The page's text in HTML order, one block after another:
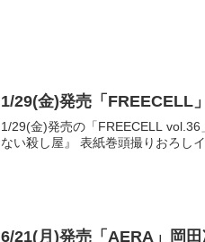
1/29(金)発売「FREECELL
1/29(金)発売の「FREECELL
ない殺し屋』 表紙巻頭撮りおろし
6/21(月)発売「AERA」岡